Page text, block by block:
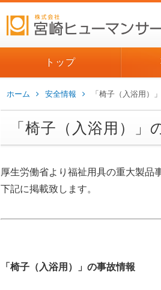
トップ
ホーム 安全情報 「椅子（入浴用）
「椅子（入浴用）」
厚生労働省より福祉用具の重大製品
下記に掲載致します。
「椅子（入浴用）」の事故情報